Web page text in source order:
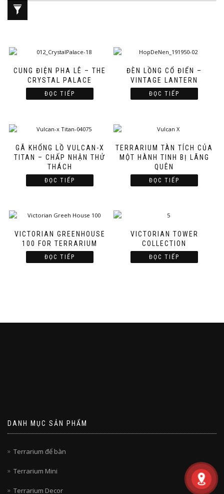
CUNG ĐIỆN PHA LÊ – THE
CRYSTAL PALACE
ĐỌC TIẾP
ĐÈN LỒNG CỔ ĐIỂN –
VINTAGE LANTERN
ĐỌC TIẾP
GÃ KHỔNG LỒ VULCAN-X
TITAN – CHẤP NHẬN THỬ
THÁCH
ĐỌC TIẾP
TERRARIUM TÀN TÍCH CỦA
MỘT HÀNH TINH BỊ LÃNG
QUÊN
ĐỌC TIẾP
VICTORIAN GREENHOUSE
100 FOR TERRARIUM
ĐỌC TIẾP
VICTORIAN TOWER
COLLECTION
ĐỌC TIẾP
DANH MỤC SẢN PHẨM
Terrarium để bàn
Terrarium Mini
Terrarium Decor